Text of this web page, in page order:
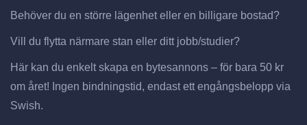
Behöver du en större lägenhet eller en billigare bostad?
Vill du flytta närmare stan eller ditt jobb/studier?
Här kan du enkelt skapa en bytesannons – för bara 50 kr
om året! Ingen bindningstid, endast ett engångsbelopp via
Swish.